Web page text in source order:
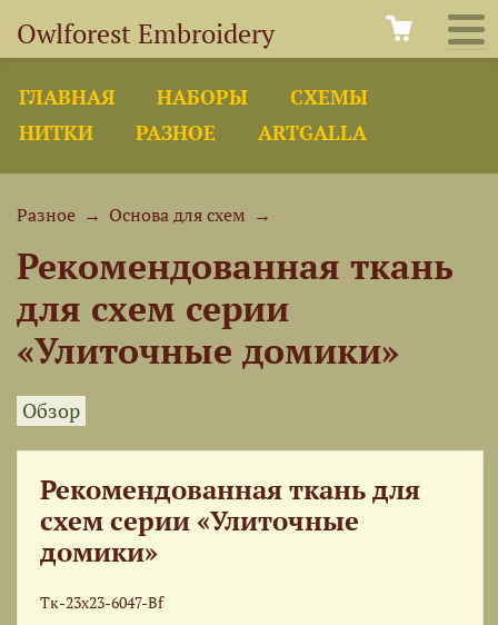
Owlforest Embroidery
ГЛАВНАЯ НАБОРЫ
СХЕМЫ
НИТКИ
РАЗНОЕ ARTGALLA
Разное → Основа для схем →
Рекомендованная ткань
для схем серии
«Улиточные домики»
Обзор
Рекомендованная ткань для
схем серии «Улиточные
домики»
Тк-23x23-6047-Bf